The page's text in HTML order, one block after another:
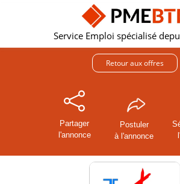
Service Emploi spécialisé
Retour aux offres
Partager
l'annonce
Postuler
à l'annonce